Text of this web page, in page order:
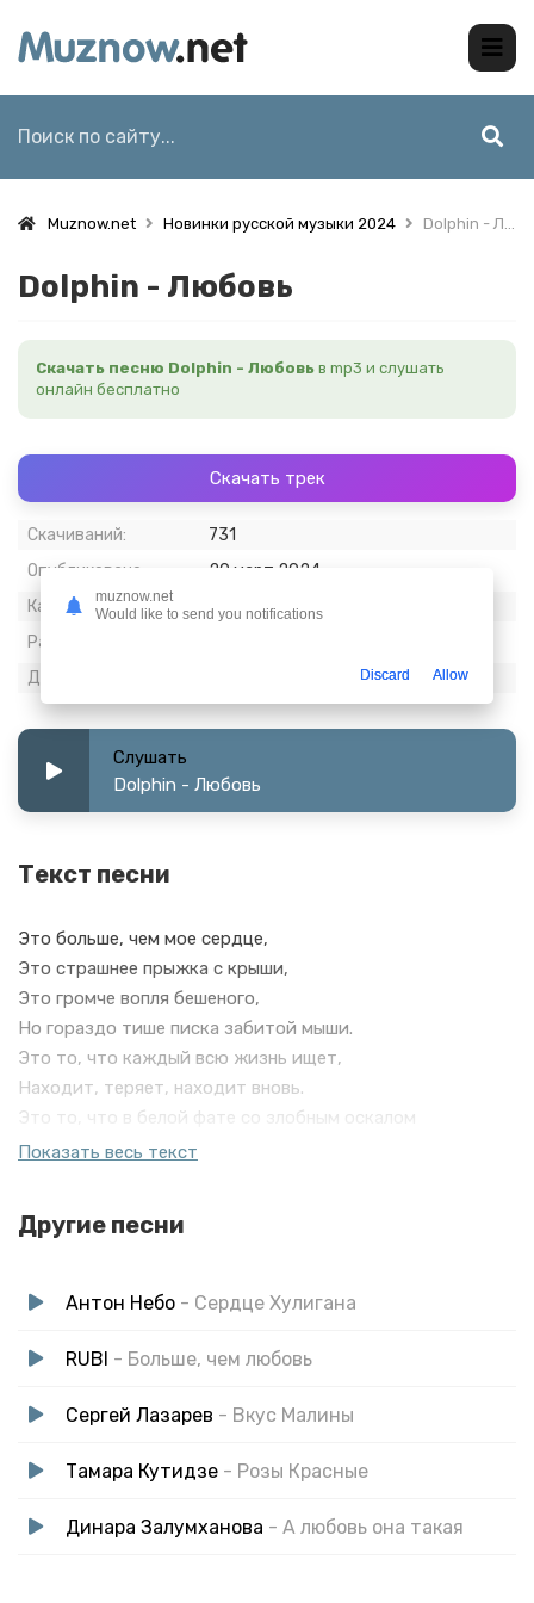
Muznow.net Новинки русской музыки 2024 Dolphin - Любовь
Dolphin - Любовь
Скачать песню Dolphin - Любовь в mp3 и слушать
онлайн бесплатно
Скачать трек
Скачиваний:
731
Опубликовано:
20 март 2024
Качество:
320 kbps, Stereo
Размер:
Длительность:
Слушать
Dolphin - Любовь
Текст песни
Это больше, чем мое сердце,
Это страшнее прыжка с крыши,
Это громче вопля бешеного,
Но гораздо тише писка забитой мыши.
Это то, что каждый всю жизнь ищет,
Находит, теряет, находит вновь.
Это то, что в белой фате со злобным оскалом
По следу рыщет. Я говорю тебе про любовь.
Показать весь текст
Другие песни
Антон Небо - Сердце Хулигана
RUBI - Больше, чем любовь
Сергей Лазарев - Вкус Малины
Тамара Кутидзе - Розы Красные
Динара Залумханова - А любовь она такая
muznow.net
Would like to send you notifications
Discard Allow